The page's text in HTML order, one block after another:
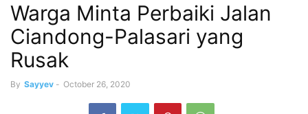
Warga Minta Perbaiki Jalan
Ciandong-Palasari yang
Rusak
By Sayyev - October 26, 2020